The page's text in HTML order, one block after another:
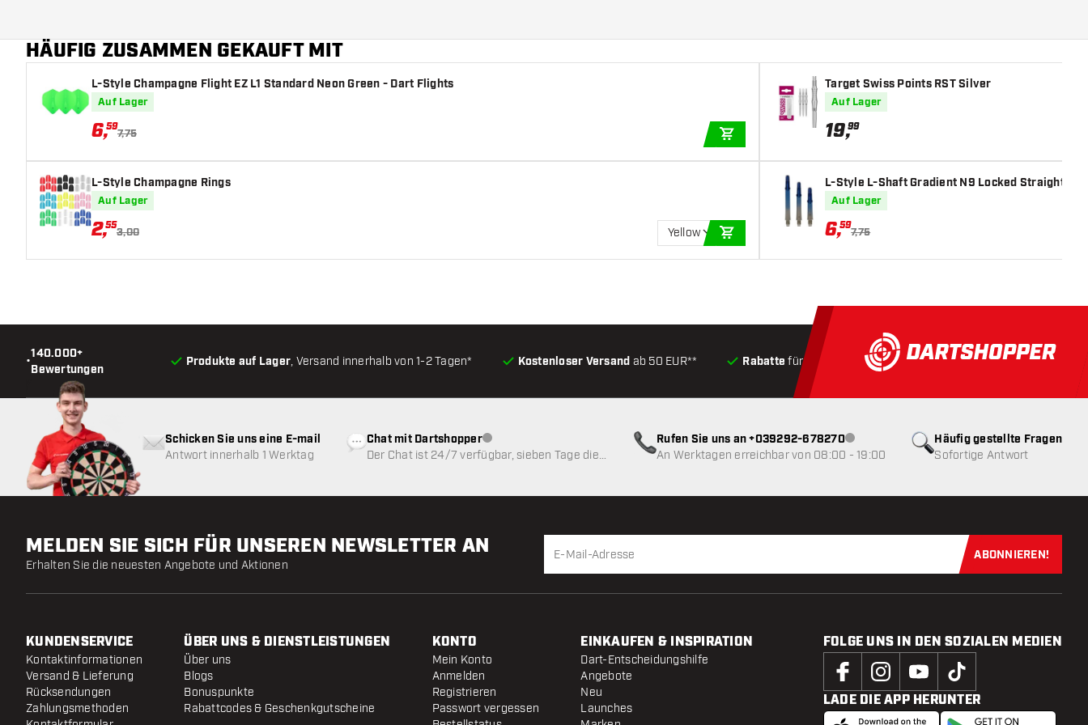
HÄUFIG ZUSAMMEN GEKAUFT MIT
L-Style Champagne Flight EZ L1 Standard Neon Green - Dart Flights
Auf Lager
6,59
7,75
L-Style Champagne Rings
Auf Lager
2,55
3,00 Yellow
IN DEN WARENKORB
Target Swiss Points RST Silver
Auf Lager
19,99
L-Style L-Shaft Gradient N9 Locked Straight
Auf Lager
6,59
7,75
•
140.000+
Bewertungen
Produkte auf Lager, Versand innerhalb von 1-2 Tagen* Kostenloser Versand ab 50 EUR** Rabatte für Kunden Produkte auf Lager, Versand
Häufig gestellte Fragen
Sofortige Antwort
Schicken Sie uns eine E-mail
Antwort innerhalb 1 Werktag
Chat mit DartshopperKundenservice nicht verfügbar
Der Chat ist 24/7 verfügbar, sieben Tage die
Rufen Sie uns an +039292-678270Kundenservice nicht verfügbar
An Werktagen erreichbar von 08:00 - 19:00
MELDEN SIE SICH FÜR UNSEREN NEWSLETTER AN
Erhalten Sie die neuesten Angebote und Aktionen
Jetzt für
ABONNIEREN!
KUNDENSERVICE
Kontaktinformationen
Versand & Lieferung
Rücksendungen
Zahlungsmethoden
ÜBER UNS & DIENSTLEISTUNGEN
Über uns
Blogs
Bonuspunkte
Rabattcodes & Geschenkgutscheine
KONTO
Mein Konto
Anmelden
Registrieren
Passwort vergessen
EINKAUFEN & INSPIRATION
Dart-Entscheidungshilfe
Angebote
Neu
Launches
FOLGE UNS IN DEN SOZIALEN MEDIEN
LADE DIE APP HERUNTER